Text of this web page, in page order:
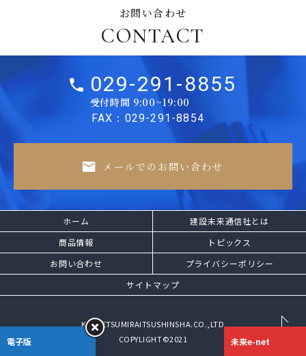
お問い合わせ
CONTACT
029-291-8855
受付時間 9:00~19:00
FAX：029-291-8854
メールでのお問い合わせ
ホーム
建設未来通信社とは
商品情報
トピックス
お問い合わせ
プライバシーポリシー
サイトマップ
​KENSETSUMIRAITSUSHINSHA.CO.,LTD
COPYLIGHT©2021
電子版 未来e-net